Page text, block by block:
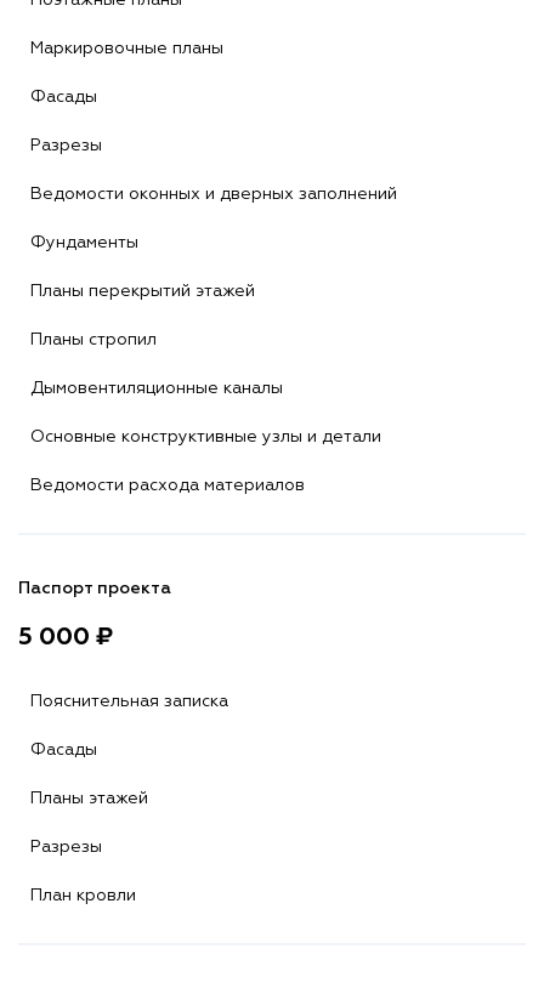
Маркировочные планы
Фасады
Разрезы
Ведомости оконных и дверных заполнений
Фундаменты
Планы перекрытий этажей
Планы стропил
Дымовентиляционные каналы
Основные конструктивные узлы и детали
Ведомости расхода материалов
Паспорт проекта
5 000 ₽
Пояснительная записка
Фасады
Планы этажей
Разрезы
План кровли